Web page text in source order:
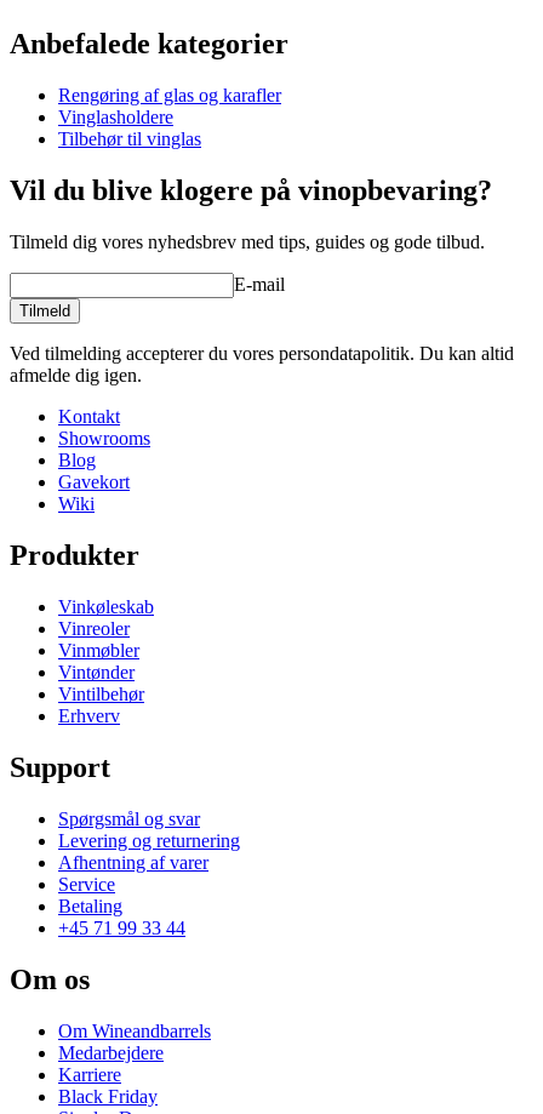
Produktnummer95080
Dimensioner (BxHxD cm)
Vægt (kg)0.1
Bredde (cm) 29
Dybde (cm)19
wine accessories
active
Anbefalede kategorier
Rengøring af glas og karafler
Vinglasholdere
Tilbehør til vinglas
Vil du blive klogere på vinopbevaring?
Tilmeld dig vores nyhedsbrev med tips, guides og gode tilbud.
E-mail
Tilmeld
Ved tilmelding accepterer du vores persondatapolitik. Du kan altid
afmelde dig igen.
Kontakt
Showrooms
Blog
Gavekort
Wiki
Produkter
Vinkøleskab
Vinreoler
Vinmøbler
Vintønder
Vintilbehør
Erhverv
Support
Spørgsmål og svar
Levering og returnering
Afhentning af varer
Service
Betaling
+45 71 99 33 44
Om os
Om Wineandbarrels
Medarbejdere
Karriere
Black Friday